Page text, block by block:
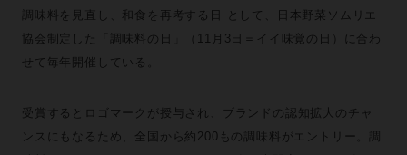
調味料を見直し、和食を再考する日 として、日本野菜ソムリエ
協会制定した「調味料の日」（11月3日＝イイ味覚の日）に合わ
せて毎年開催している。
受賞するとロゴマークが授与され、ブランドの認知拡大のチャ
ンスにもなるため、全国から約200もの調味料がエントリー。調